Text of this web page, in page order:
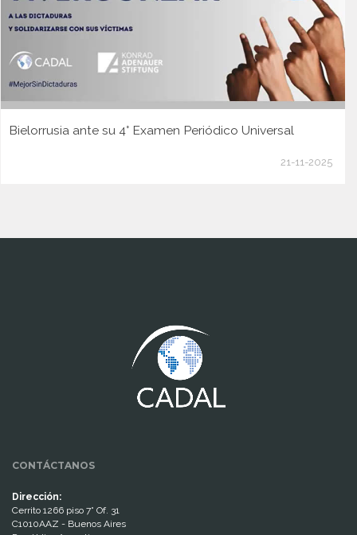
Bielorrusia ante su 4° Examen Periódico Universal
21-11-2025
CONTÁCTANOS
Dirección:
Cerrito 1266 piso 7° Of. 31
C1010AAZ - Buenos Aires